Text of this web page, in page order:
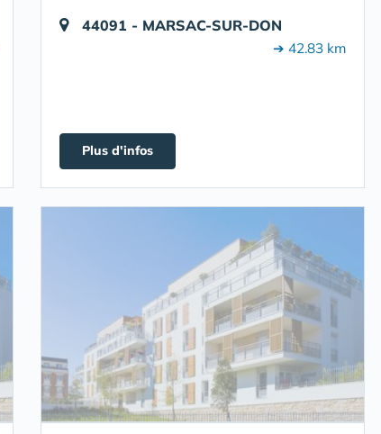
44091 - MARSAC-SUR-DON
➔ 42.83 km
Plus d'infos